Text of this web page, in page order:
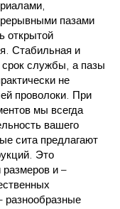
пазами
открытой
Стабильная и
срок службы, а пазы
не
проволоки. При
мы всегда
вашего
сита предлагают
Это
размеров и –
разнообразные